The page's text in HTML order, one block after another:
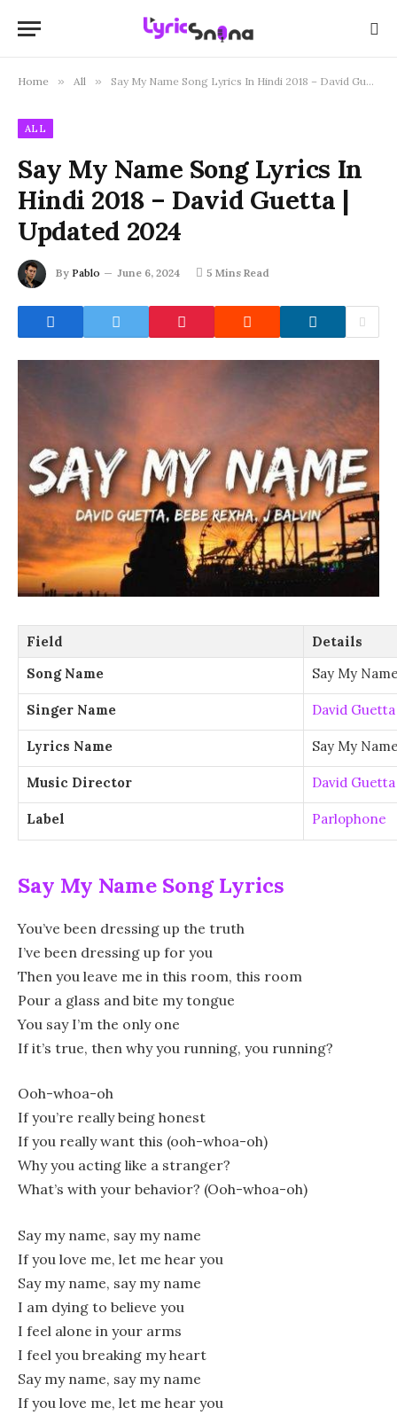
Home » All » Say My Name Song Lyrics In Hindi 2018 – David Guetta | Updated 2024
ALL
Say My Name Song Lyrics In
Hindi 2018 – David Guetta |
Updated 2024
By Pablo June 6, 2024 5 Mins Read
Field
Details
Song Name
Say My
Singer Name David Guetta
Lyrics Name Say My
Music Director David Guetta
Label Parlophone
Say My Name Song Lyrics
You’ve been dressing up the truth
I’ve been dressing up for you
Then you leave me in this room, this room
Pour a glass and bite my tongue
You say I’m the only one
If it’s true, then why you running, you running?
Ooh-whoa-oh
If you’re really being honest
If you really want this (ooh-whoa-oh)
Why you acting like a stranger?
What’s with your behavior? (Ooh-whoa-oh)
Say my name, say my name
If you love me, let me hear you
Say my name, say my name
I am dying to believe you
I feel alone in your arms
I feel you breaking my heart
Say my name, say my name
If you love me, let me hear you